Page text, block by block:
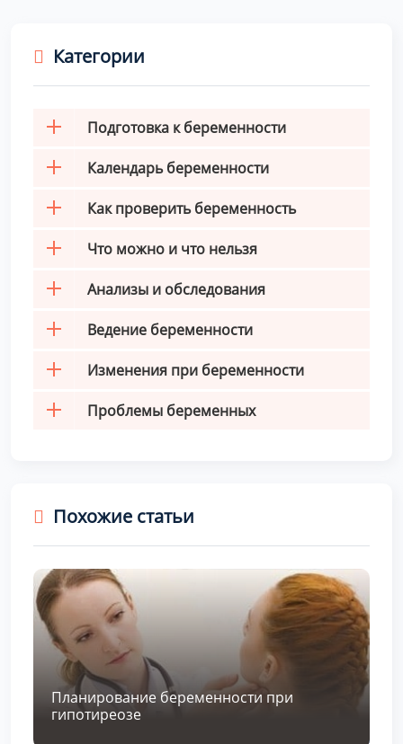
Категории
Подготовка к беременности
Календарь беременности
Как проверить беременность
Что можно и что нельзя
Анализы и обследования
Ведение беременности
Изменения при беременности
Проблемы беременных
Похожие статьи
Планирование беременности при
гипотиреозе